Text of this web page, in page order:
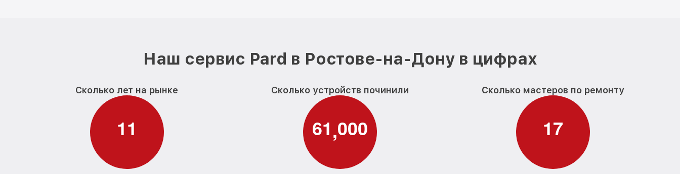
Наш сервис Pard в Ростове-на-Дону в цифрах
Сколько лет на рынке
11
Сколько устройств починили
61,000
Сколько мастеров по ремонту
17